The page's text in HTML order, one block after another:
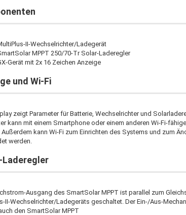
II-Wechselrichter/Ladegerät
MPPT 250/70-Tr Solar-Laderegler
Gerät mit 2x 16 Zeichen Anzeige
und Wi-Fi
zeigt Parameter für Batterie, Wechselrichter und
kann mit einem Smartphone oder einem anderen Wi-Fi-
kann Wi-Fi zum Einrichten des Systems und zum
werden.
Laderegler
Ausgang des SmartSolar MPPT ist parallel zum
II-Wechselrichter/Ladegeräts geschaltet. Der Ein-/Aus-
den SmartSolar MPPT